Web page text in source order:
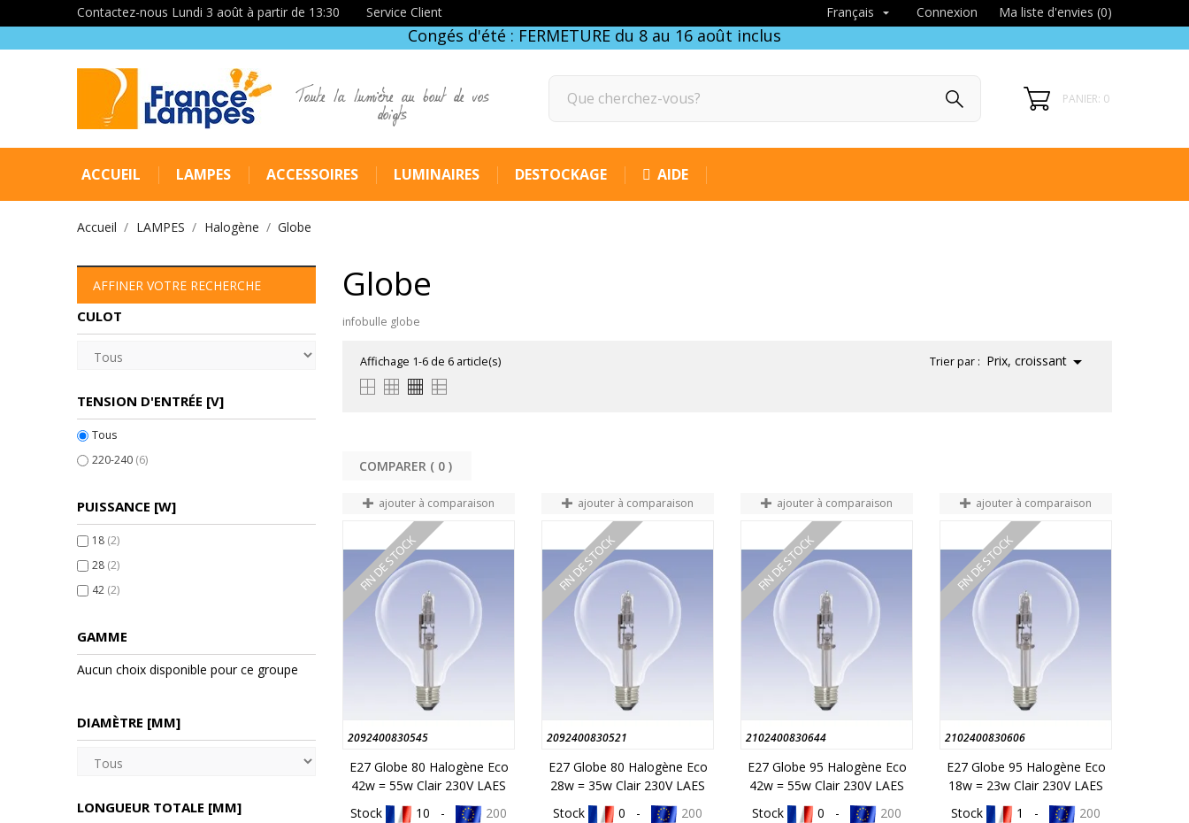
Contactez-nous Lundi 3 août à partir de 13:30 Service Client Français  Connexion Ma liste d'envies (0)
Congés d'été : FERMETURE du 8 au 16 août inclus
Toute la lumière au bout de vos
doigts PANIER: 0
ACCUEIL LAMPES ACCESSOIRES LUMINAIRES DESTOCKAGE AIDE
Accueil LAMPES Halogène Globe
AFFINER VOTRE RECHERCHE
CULOT
TENSION D'ENTRÉE [V]
Tous
220-240 (6)
PUISSANCE [W]
18 (2)
28 (2)
42 (2)
GAMME
Aucun choix disponible pour ce groupe
DIAMÈTRE [MM]
LONGUEUR TOTALE [MM]
Globe
infobulle globe
Affichage 1-6 de 6 article(s) Trier par : Prix, croissant 
COMPARER ( 0
ajouter à comparaison
2092400830545
FIN DE STOCK
E27 Globe 80 Halogène Eco
42w = 55w Clair 230V LAES
Stock
10 -
200
ajouter à comparaison
2092400830521
FIN DE STOCK
E27 Globe 80 Halogène Eco
28w = 35w Clair 230V LAES
Stock
0 -
200
ajouter à comparaison
2102400830644
FIN DE STOCK
E27 Globe 95 Halogène Eco
42w = 55w Clair 230V LAES
Stock
0 -
200
ajouter à comparaison
2102400830606
FIN DE STOCK
E27 Globe 95 Halogène Eco
18w = 23w Clair 230V LAES
Stock
1 -
200